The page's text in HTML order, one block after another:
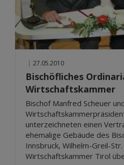
| 27.05.2010
Bischöfliches
Wirtschaftskammer
Bischof Manfred Scheuer
unterzeichneten einen
ehemalige Gebäude des
Innsbruck, Wilhelm-Greil-
Wirtschaftskammer Tirol